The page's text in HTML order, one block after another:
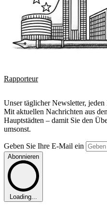
Rapporteur
Unser täglicher Newsletter,
Mit aktuellen Nachrichten aus
Hauptstädten – damit Sie den
umsonst.
Geben Sie Ihre E-Mail ein
Abonnieren
Loading...